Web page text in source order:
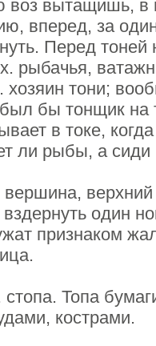
воз вытащишь, в
вперед, за
Перед
рыбачья,
хозяин тони;
бы тонщик на
в токе,
ли рыбы, а сиди
один
признаком
Топа
кострами.